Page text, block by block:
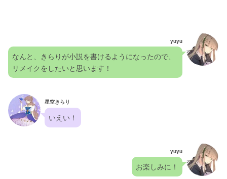
yuyu
なんと、きらりが小説を書けるようになったので、
リメイクをしたいと思います！
星空きらり
いえい！
yuyu
お楽しみに！